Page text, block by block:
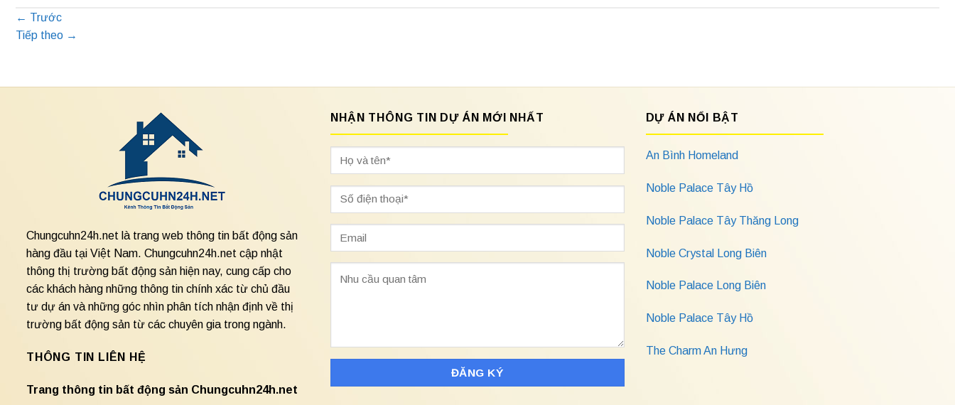
← Trước
Tiếp theo →
Chungcuhn24h.net là trang web thông tin bất động sản
hàng đầu tại Việt Nam. Chungcuhn24h.net cập nhật
thông thị trường bất động sản hiện nay, cung cấp cho
các khách hàng những thông tin chính xác từ chủ đầu
tư dự án và những góc nhìn phân tích nhận định về thị
trường bất động sản từ các chuyên gia trong ngành.
THÔNG TIN LIÊN HỆ
Trang thông tin bất động sản Chungcuhn24h.net
NHẬN THÔNG TIN DỰ ÁN MỚI NHẤT DỰ ÁN NỔI BẬT
An Bình Homeland
Noble Palace Tây Hồ
Noble Palace Tây Thăng Long
Noble Crystal Long Biên
Noble Palace Long Biên
Noble Palace Tây Hồ
The Charm An Hưng